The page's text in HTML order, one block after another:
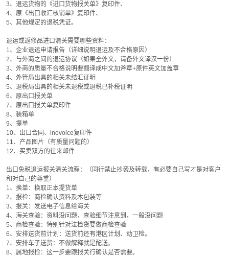
3、退运货物的《进口货物报关单》复印件、
4、原《出口收汇核销单》复印件、
5、其他规定的退税凭证。
退运或返修品进口清关需要哪些资料：
1、企业退运申请报告（详细说明退运及不合格原因）
2、与外商之间的退运协议（如果全外文，请备外文译汉一份）
3、外商的质量不合格说明要翻译成中文加斧章+原件英文加盖章
4、外管局出具的相关未结汇证明
5、退税局出具的相关未退税或退税已补税证明
6、原出口报关单
7、原出口报关单复印件
8、装箱单
9、提单
10、出口合同、inovoice复印件
11、产品图片（有质量问题的）
12、买卖双方的往来邮件
出口免税退运报关清关流程：（同行禁止抄袭及转载，有必要自己写才是对客户
和对自己的尊重）
1、换单：换取正本提货单
2、报检：商检确认资料及木包装等
3、报关：发送电子信息给海关
4、海关查验：资料没问题，查验细节注意到，一般没问题
5、商检查验：特别针对法检货要做商检查验
6、安排送货前计划：送货前还有港区计划、动卫检。
7、安排车子送货：不做解释就是配送。
8、属地报检：这一步要跟报关行确认是否需要。